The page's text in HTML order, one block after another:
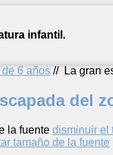
infantil.
de 6 años // La gran
del
la fuente disminuir el